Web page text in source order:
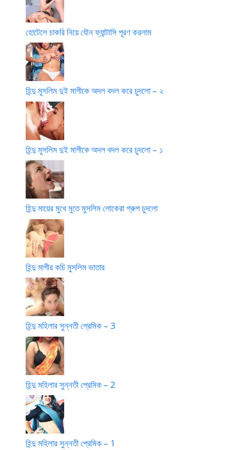
হোটেলে চাকরি নিয়ে যৌন ফ্যান্টাসি পূরণ করলাম
হিন্দু মুসলিম দুই মাগীকে অদল বদল করে চুদলো – ২
হিন্দু মুসলিম দুই মাগীকে অদল বদল করে চুদলো – ১
হিন্দু মায়ের মুখে মুতে মুসলিম লোকেরা গ্রুপ চুদলো
হিন্দু মাগীর কচি মুসলিম ভাতার
হিন্দু মহিলার সুন্নতী প্রেমিক – 3
হিন্দু মহিলার সুন্নতী প্রেমিক – 2
হিন্দু মহিলার সুন্নতী প্রেমিক – 1